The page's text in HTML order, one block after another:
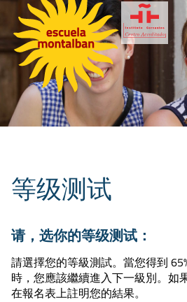
等级测试
请，选你的等级测试：
請選擇您的等級測試。當您得到
時，您應該繼續進入下一級別。如
在報名表上註明您的結果。